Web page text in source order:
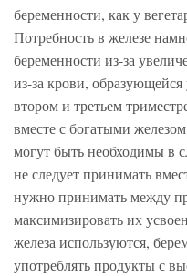
беременности, как у
Потребность в железе
беременности из-за
из-за крови,
втором и третьем
вместе с богатыми
могут быть необходимы в
не следует принимать
нужно принимать между
максимизировать их
железа используются,
употреблять продукты с